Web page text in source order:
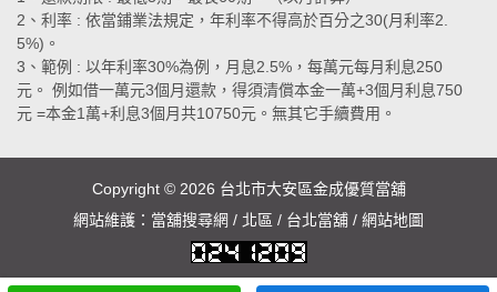
2、利率 : 依當鋪業法規定，年利率不得高於百分之30(月利率2.
5%)。
3、範例 : 以年利率30%為例，月息2.5%，每萬元每月利息250
元。 例如借一萬元3個月還款，得須清償本金一萬+3個月利息750
元 =本金1萬+利息3個月共10750元。無其它手續費用。
Copyright © 2026 台北市大安區金成優質當舖
網站維護： 當舖搜尋網 / 北區 / 台北當舖 / 網站地圖